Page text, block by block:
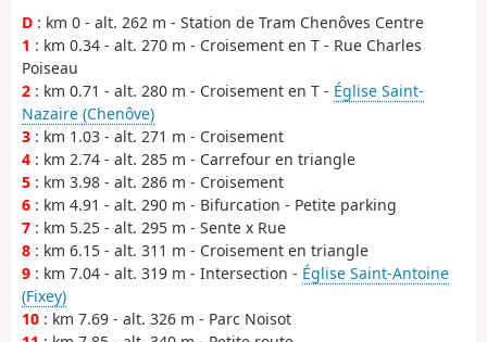
D : km 0 - alt. 262 m - Station de Tram Chenôves Centre
1 : km 0.34 - alt. 270 m - Croisement en T - Rue Charles
Poiseau
2 : km 0.71 - alt. 280 m - Croisement en T - Église Saint-
Nazaire (Chenôve)
3 : km 1.03 - alt. 271 m - Croisement
4 : km 2.74 - alt. 285 m - Carrefour en triangle
5 : km 3.98 - alt. 286 m - Croisement
6 : km 4.91 - alt. 290 m - Bifurcation - Petite parking
7 : km 5.25 - alt. 295 m - Sente x Rue
8 : km 6.15 - alt. 311 m - Croisement en triangle
9 : km 7.04 - alt. 319 m - Intersection - Église Saint-Antoine
(Fixey)
10 : km 7.69 - alt. 326 m - Parc Noisot